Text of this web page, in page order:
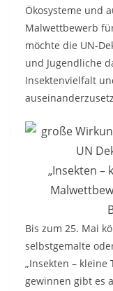
Ökosysteme und
Malwettbewerb
möchte die UN-
und Jugendliche
Insektenvielfalt
„Insekten –
Bis zum 25. Mai
selbstgemalte
„Insekten – kleine
gewinnen gibt es